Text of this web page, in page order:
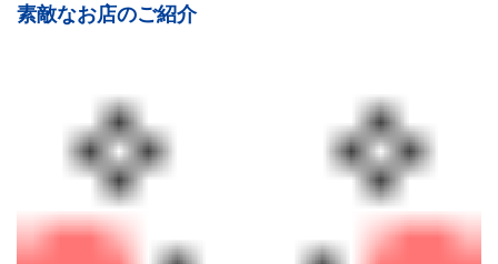
素敵なお店のご紹介